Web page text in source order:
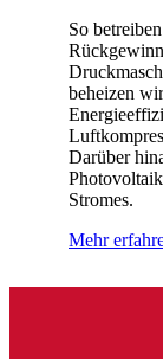
So
beheizen
Darüber
Stromes.
Mehr